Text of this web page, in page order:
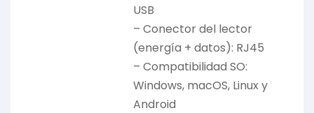
USB
– Conector del lector
(energía + datos): RJ45
– Compatibilidad SO:
Windows, macOS, Linux y
Android